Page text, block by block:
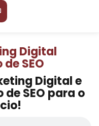
Digital
SEO
Digital e
SEO para o